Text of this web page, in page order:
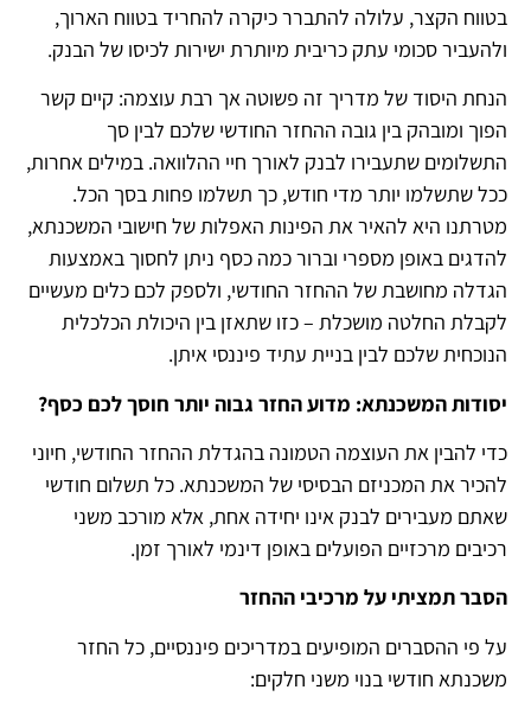
בטווח הקצר, עלולה להתברר כיקרה להחריד בטווח הארוך,
ולהעביר סכומי עתק כריבית מיותרת ישירות לכיסו של הבנק.
הנחת היסוד של מדריך זה פשוטה אך רבת עוצמה: קיים קשר
הפוך ומובהק בין גובה ההחזר החודשי שלכם לבין סך
התשלומים שתעבירו לבנק לאורך חיי ההלוואה. במילים אחרות,
ככל שתשלמו יותר מדי חודש, כך תשלמו פחות בסך הכל.
מטרתנו היא להאיר את הפינות האפלות של חישובי המשכנתא,
להדגים באופן מספרי וברור כמה כסף ניתן לחסוך באמצעות
הגדלה מחושבת של ההחזר החודשי, ולספק לכם כלים מעשיים
לקבלת החלטה מושכלת – כזו שתאזן בין היכולת הכלכלית
הנוכחית שלכם לבין בניית עתיד פיננסי איתן.
יסודות המשכנתא: מדוע החזר גבוה יותר חוסך לכם כסף?
כדי להבין את העוצמה הטמונה בהגדלת ההחזר החודשי, חיוני
להכיר את המכניזם הבסיסי של המשכנתא. כל תשלום חודשי
שאתם מעבירים לבנק אינו יחידה אחת, אלא מורכב משני
רכיבים מרכזיים הפועלים באופן דינמי לאורך זמן.
הסבר תמציתי על מרכיבי ההחזר
על פי ההסברים המופיעים במדריכים פיננסיים, כל החזר
משכנתא חודשי בנוי משני חלקים: